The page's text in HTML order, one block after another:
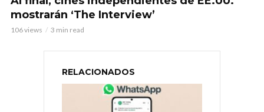
mostrarán ‘The Interview’
106 views 3 min read
RELACIONADOS